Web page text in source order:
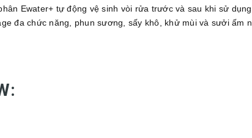
Ewater+ tự động vệ sinh vòi rửa trước và sau khi sử
đa chức năng, phun sương, sấy khô, khử mùi và sưởi ấm